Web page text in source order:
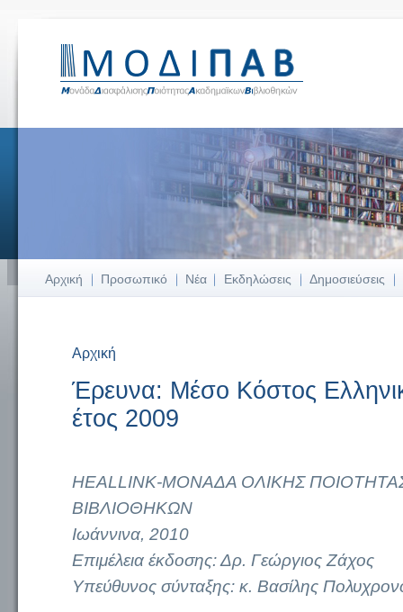
Αρχική Προσωπικό Νέα Εκδηλώσεις Δημοσιεύσεις
Είστε εδώ
Αρχική
Έρευνα: Μέσο Κόστος
έτος 2009
HEALLINK-ΜΟΝΑΔΑ ΟΛΙΚΗΣ
ΒΙΒΛΙΟΘΗΚΩΝ
Ιωάννινα, 2010
Επιμέλεια έκδοσης: Δρ. Γεώργιος Ζάχος
Υπεύθυνoς σύνταξης: κ. Βασίλης